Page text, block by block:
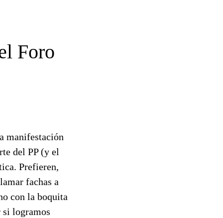
Foro
manifestación
del PP (y el
Prefieren,
fachas a
con la boquita
si logramos